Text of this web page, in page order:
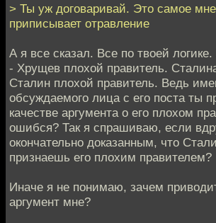
> Ты уж договаривай. Это самое
приписывает отравление
А я все сказал. Все по твоей
- Хрущев плохой правитель.
Сталин плохой правитель. Ведь
обсуждаемого лица с его поста ты
качестве аргумента о его плохом
ошибся? Так я спрашиваю, если
окончательно доказанным, что
признаешь его плохим правителем?
Иначе я не понимаю, зачем
аргумент мне?